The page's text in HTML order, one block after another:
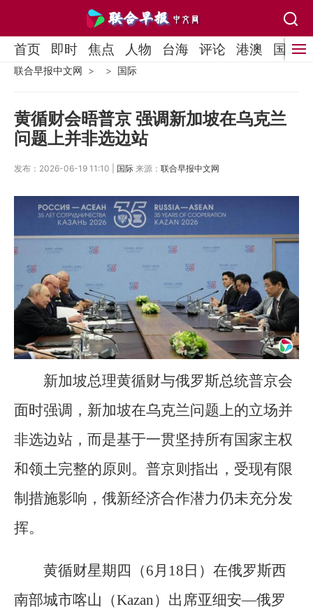
首页 即时 焦点 人物 台海 评论 港澳 国际
联合早报中文网 国际
黄循财会晤普京 强调新加坡在乌克兰
问题上并非选边站
发布：2026-06-19 11:10 | 国际 来源： 联合早报中文网
新加坡总理黄循财与俄罗斯总统普京会
面时强调，新加坡在乌克兰问题上的立场并
非选边站，而是基于一贯坚持所有国家主权
和领土完整的原则。普京则指出，受现有限
制措施影响，俄新经济合作潜力仍未充分发
挥。
黄循财星期四（6月18日）在俄罗斯西
南部城市喀山（Kazan）出席亚细安—俄罗